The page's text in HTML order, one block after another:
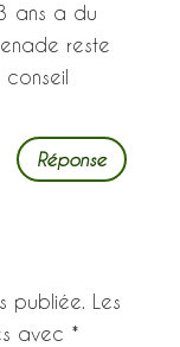
ans a du
reste
Réponse
publiée. Les
avec *